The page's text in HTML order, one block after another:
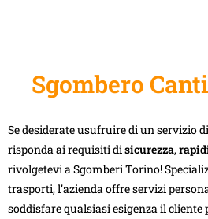
Sgombero
Se desiderate usufruire di un servizio di
risponda ai requisiti di sicurezza,
rivolgetevi a Sgomberi Torino!
trasporti, l’azienda offre servizi
soddisfare qualsiasi esigenza il cliente